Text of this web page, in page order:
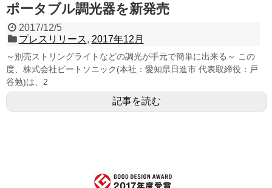
ポータブル調光器を新発売
2017/12/5
プレスリリース, 2017年12月
～別売ストリングライトなどの調光が手元で簡単に出来る～ この
度、株式会社ビートソニック(本社：愛知県日進市 代表取締役：戸
谷勉)は、2
記事を読む